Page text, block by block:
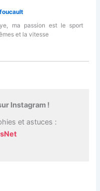
ma passion est le sport
et la vitesse
Instagram !
et astuces :